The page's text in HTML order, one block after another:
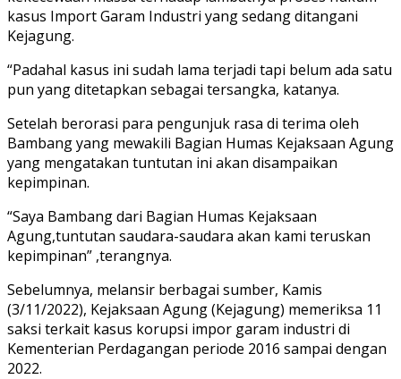
kasus Import Garam Industri yang sedang ditangani
Kejagung.
“Padahal kasus ini sudah lama terjadi tapi belum ada satu
pun yang ditetapkan sebagai tersangka, katanya.
Setelah berorasi para pengunjuk rasa di terima oleh
Bambang yang mewakili Bagian Humas Kejaksaan Agung
yang mengatakan tuntutan ini akan disampaikan
kepimpinan.
“Saya Bambang dari Bagian Humas Kejaksaan
Agung,tuntutan saudara-saudara akan kami teruskan
kepimpinan” ,terangnya.
Sebelumnya, melansir berbagai sumber, Kamis
(3/11/2022), Kejaksaan Agung (Kejagung) memeriksa 11
saksi terkait kasus korupsi impor garam industri di
Kementerian Perdagangan periode 2016 sampai dengan
2022.